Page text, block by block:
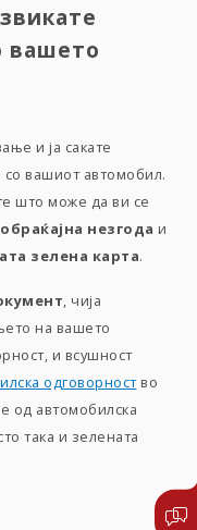
вашето
и ја сакате
со вашиот автомобил.
што може да ви се
незгода и
зелена карта.
, чија
на вашето
и всушност
одговорноство
од автомобилска
така и зелената